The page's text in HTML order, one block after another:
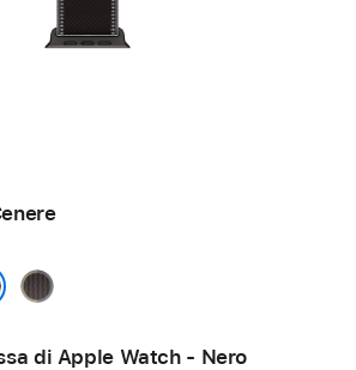
Blu/Nero
di Apple Watch - Nero